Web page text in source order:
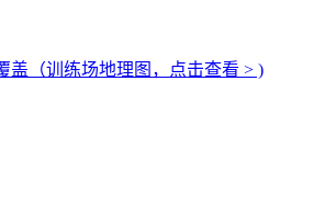
盖（训练场地理图，点击查看 > )